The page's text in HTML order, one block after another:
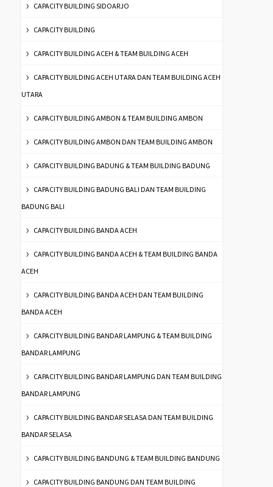
CAPACITY BUILDING SIDOARJO
CAPACITY BUILDING
CAPACITY BUILDING ACEH & TEAM BUILDING ACEH
CAPACITY BUILDING ACEH UTARA DAN TEAM BUILDING ACEH
UTARA
CAPACITY BUILDING AMBON & TEAM BUILDING AMBON
CAPACITY BUILDING AMBON DAN TEAM BUILDING AMBON
CAPACITY BUILDING BADUNG & TEAM BUILDING BADUNG
CAPACITY BUILDING BADUNG BALI DAN TEAM BUILDING
BADUNG BALI
CAPACITY BUILDING BANDA ACEH
CAPACITY BUILDING BANDA ACEH & TEAM BUILDING BANDA
ACEH
CAPACITY BUILDING BANDA ACEH DAN TEAM BUILDING
BANDA ACEH
CAPACITY BUILDING BANDAR LAMPUNG & TEAM BUILDING
BANDAR LAMPUNG
CAPACITY BUILDING BANDAR LAMPUNG DAN TEAM BUILDING
BANDAR LAMPUNG
CAPACITY BUILDING BANDAR SELASA DAN TEAM BUILDING
BANDAR SELASA
CAPACITY BUILDING BANDUNG & TEAM BUILDING BANDUNG
CAPACITY BUILDING BANDUNG DAN TEAM BUILDING